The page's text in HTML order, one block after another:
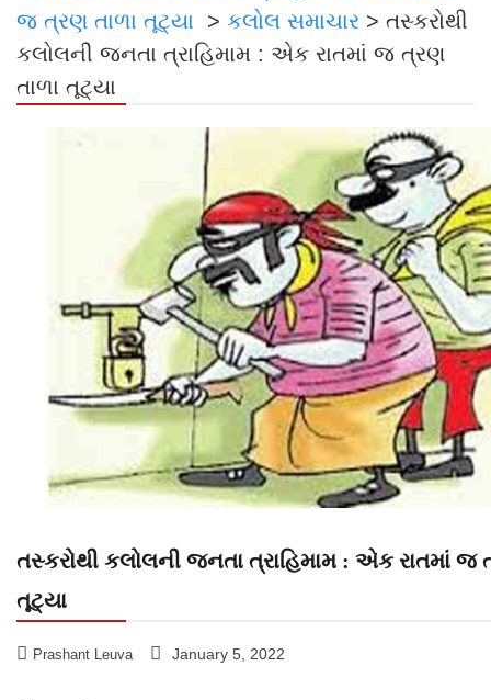
જ ત્રણ તાળા તૂટ્યા
> કલોલ સમાચાર > તસ્કરોથી
કલોલની જનતા ત્રાહિમામ : એક રાતમાં જ ત્રણ
તાળા તૂટ્યા
તસ્કરોથી કલોલની જનતા ત્રાહિમામ : એક રાતમાં જ
તૂટ્યા
Prashant Leuva January 5, 2022